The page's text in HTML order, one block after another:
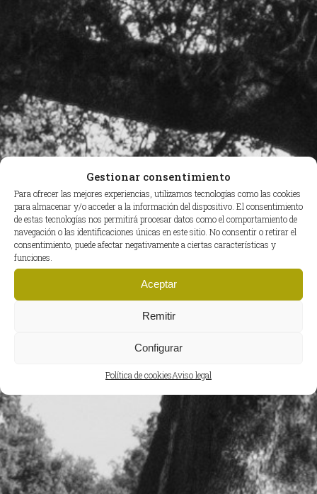
Gestionar consentimiento
Para ofrecer las mejores experiencias, utilizamos tecnologías como las cookies
para almacenar y/o acceder a la información del dispositivo. El consentimiento
de estas tecnologías nos permitirá procesar datos como el comportamiento de
navegación o las identificaciones únicas en este sitio. No consentir o retirar el
consentimiento, puede afectar negativamente a ciertas características y
funciones.
Aceptar
Remitir
Configurar
Política de cookiesAviso legal